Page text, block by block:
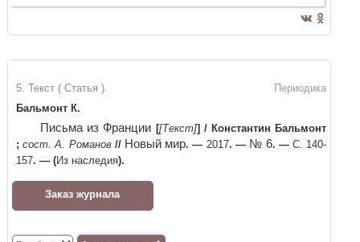
Периодика
5. Текст ( Статья ).
Бальмонт К.
Письма из Франции [[Текст]] / Константин Бальмонт
; сост. А. Романов // Новый мир. — 2017. — № 6. —С. 140-
157. — (Из наследия).
Заказ журнала